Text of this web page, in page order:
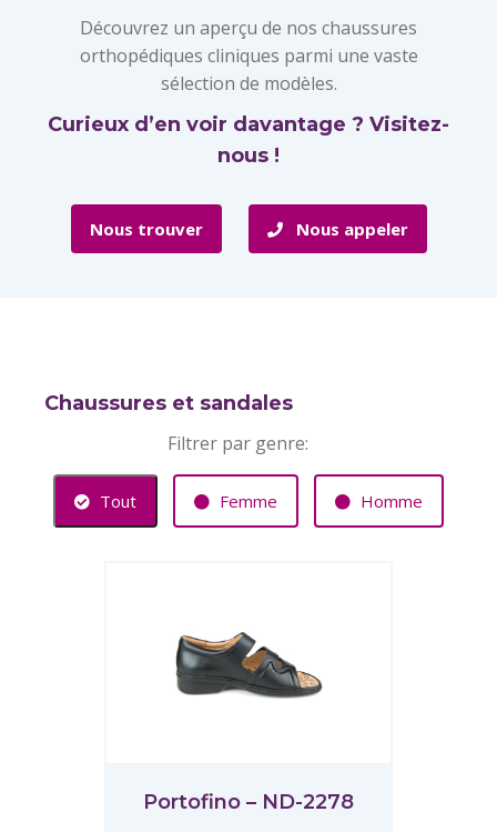
Découvrez un aperçu de nos chaussures
orthopédiques cliniques parmi une vaste
sélection de modèles.
Curieux d’en voir davantage ? Visitez-
nous !
Nous trouver Nous appeler
Chaussures et sandales
Filtrer par genre:
Tout Femme Homme
Portofino – ND-2278